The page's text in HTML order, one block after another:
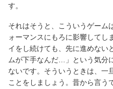
す。
それはそうと、こういうゲーム
ォーマンスにもろに影響してし
イをし続けても、先に進めない
ムが下手なんだ…」という気分
ないです。そういうときは、一
ことをしましょう。昔から言う